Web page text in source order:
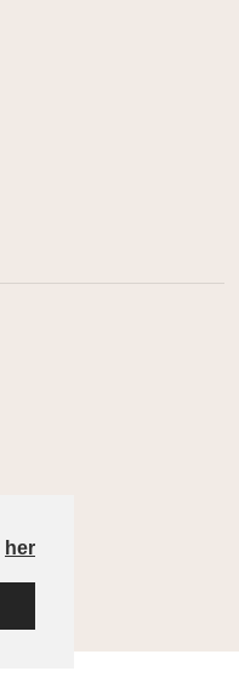
her